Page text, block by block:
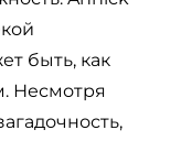
быть, как
Несмотря